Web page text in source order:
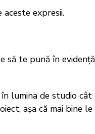
expresii.
să te pună în evidență
lumina de studio cât
așa că mai bine le